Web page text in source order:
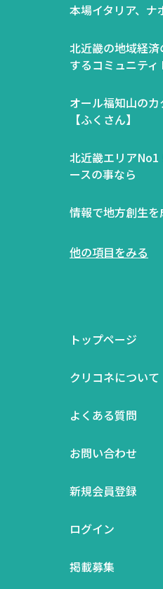
本場イタリア、ナ
北近畿の地域経
するコミュニテ
オール福知山の
【ふくさん】
北近畿エリアNo1
ースの事なら
情報で地方創生
他の項目をみる
トップページ
クリコネについて
よくある質問
お問い合わせ
新規会員登録
ログイン
掲載募集